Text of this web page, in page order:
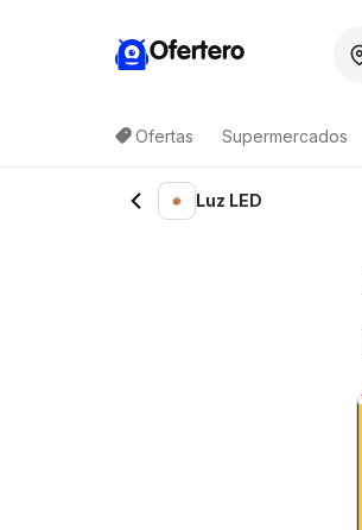
Ofertero
Ofertas Supermercados
Lista de productos
Luz LED